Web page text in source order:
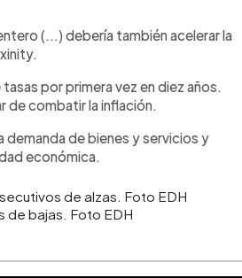
(...) debería también acelerar la
por primera vez en diez años.
de combatir la inflación.
demanda de bienes y servicios y
económica.
de bajas. Foto EDH